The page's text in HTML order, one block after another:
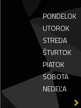
PONDELOK
UTOROK
STREDA
ŠTVRTOK
PIATOK
SOBOTA
NEDEĽA